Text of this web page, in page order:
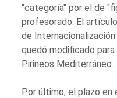
"categoría" por el de
profesorado. El
de
quedó modificado para
Pirineos Mediterráneo.
Por último, el plazo en